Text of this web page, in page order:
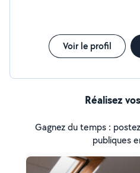
Voir le profil
Réalisez
Gagnez du temps :
publiques